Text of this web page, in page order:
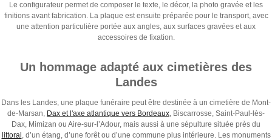
Le configurateur permet de composer le texte, le décor, la photo gravée et les
finitions avant fabrication. La plaque est ensuite préparée pour le transport, avec
une attention particulière portée aux angles, aux surfaces gravées et aux
accessoires de fixation.
Un hommage adapté aux cimetières des
Landes
Dans les Landes, une plaque funéraire peut être destinée à un cimetière de Mont-
de-Marsan, Dax et l'axe atlantique vers Bordeaux, Biscarrosse, Saint-Paul-lès-
Dax, Mimizan ou Aire-sur-l’Adour, mais aussi à une sépulture située près du
littoral , d’un étang, d’une forêt ou d’une commune plus intérieure. Les monuments